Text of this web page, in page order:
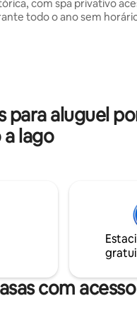
média de 5, 171
com spa privativo
todo o ano sem
Roupa de cama
etc. disponíveis.
garantidas.
aluguel
lago
com